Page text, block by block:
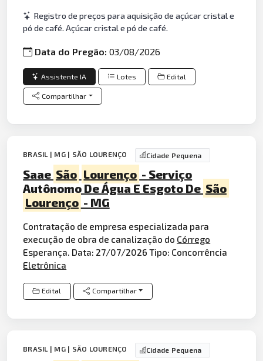
Registro de preços para aquisição de açúcar cristal e
pó de café. Açúcar cristal e pó de café.
Data do Pregão:03/08/2026
Assistente IA Lotes Edital
Compartilhar
BRASIL | MG | SÃO LOURENÇO Cidade Pequena
Saae São Lourenço - Serviço
Autônomo De Água E Esgoto De São
Lourenço - MG
Contratação de empresa especializada para
execução de obra de canalização do Córrego
Esperança. Data: 27/07/2026 Tipo: Concorrência
Eletrônica
Edital Compartilhar
BRASIL | MG | SÃO LOURENÇO Cidade Pequena